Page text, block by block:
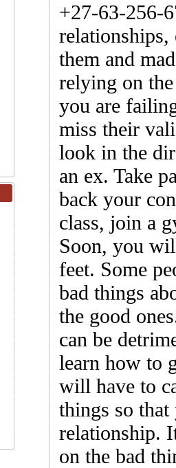
+27-63-256-
relationships,
them and
relying on
you are
miss their
look in the
an ex. Take
back your
class, join a
Soon, you
feet. Some
bad things
the good
can be
learn how to
will have to
things so that
relationship.
on the bad